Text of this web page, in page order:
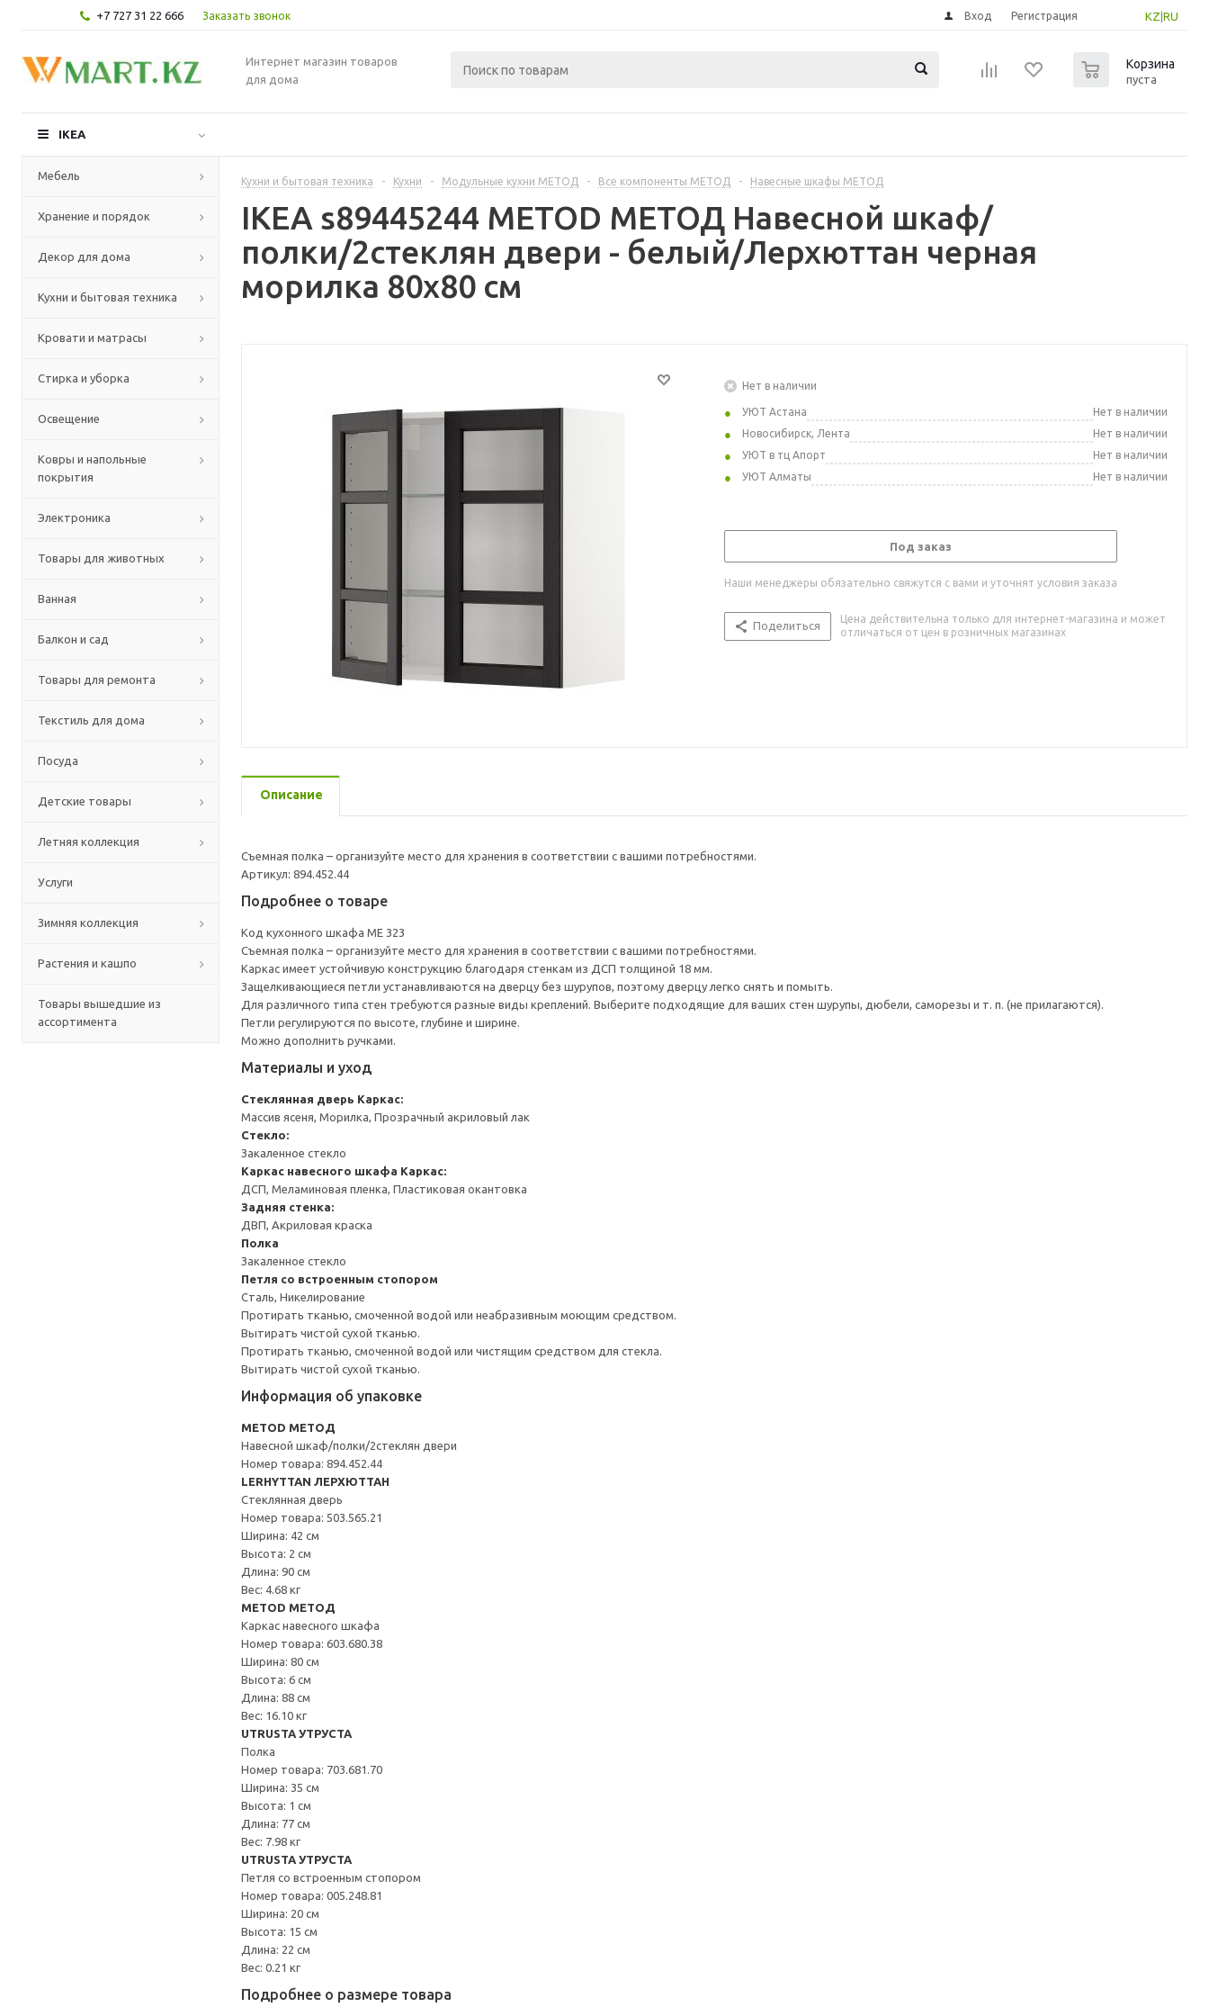
+7 727 31 22 666 Заказать звонок KZ RU
Вход Регистрация
Интернет магазин товаров
для дома
Корзина
пуста
IKEA
Мебель
Хранение и порядок
Декор для дома
Кухни и бытовая техника
Кровати и матрасы
Стирка и уборка
Освещение
Ковры и напольные
покрытия
Электроника
Товары для животных
Ванная
Балкон и сад
Товары для ремонта
Текстиль для дома
Посуда
Детские товары
Летняя коллекция
Услуги
Зимняя коллекция
Растения и кашпо
Товары вышедшие из
ассортимента
Кухни и бытовая техника - Кухни - Модульные кухни МЕТОД - Все компоненты МЕТОД - Навесные шкафы МЕТОД
IKEA s89445244 METOD МЕТОД Навесной шкаф/
полки/2стеклян двери - белый/Лерхюттан черная
морилка 80x80 см
Нет в наличии
УЮТ Астана
Нет в наличии
Новосибирск, Лента
Нет в наличии
УЮТ в тц Апорт
Нет в наличии
УЮТ Алматы
Нет в наличии
Под заказ
Наши менеджеры обязательно свяжутся с вами и уточнят условия заказа
Поделиться
Цена действительна только для интернет-магазина и может
отличаться от цен в розничных магазинах
Описание
Съемная полка – организуйте место для хранения в соответствии с вашими потребностями.
Артикул: 894.452.44
Подробнее о товаре
Код кухонного шкафа ME 323
Съемная полка – организуйте место для хранения в соответствии с вашими потребностями.
Каркас имеет устойчивую конструкцию благодаря стенкам из ДСП толщиной 18 мм.
Защелкивающиеся петли устанавливаются на дверцу без шурупов, поэтому дверцу легко снять и помыть.
Для различного типа стен требуются разные виды креплений. Выберите подходящие для ваших стен шурупы, дюбели, саморезы и т. п. (не прилагаются).
Петли регулируются по высоте, глубине и ширине.
Можно дополнить ручками.
Материалы и уход
Стеклянная дверь Каркас:
Массив ясеня, Морилка, Прозрачный акриловый лак
Стекло:
Закаленное стекло
Каркас навесного шкафа Каркас:
ДСП, Меламиновая пленка, Пластиковая окантовка
Задняя стенка:
ДВП, Акриловая краска
Полка
Закаленное стекло
Петля со встроенным стопором
Сталь, Никелирование
Протирать тканью, смоченной водой или неабразивным моющим средством.
Вытирать чистой сухой тканью.
Протирать тканью, смоченной водой или чистящим средством для стекла.
Вытирать чистой сухой тканью.
Информация об упаковке
METOD МЕТОД
Навесной шкаф/полки/2стеклян двери
Номер товара: 894.452.44
LERHYTTAN ЛЕРХЮТТАН
Стеклянная дверь
Номер товара: 503.565.21
Ширина: 42 см
Высота: 2 см
Длина: 90 см
Вес: 4.68 кг
METOD МЕТОД
Каркас навесного шкафа
Номер товара: 603.680.38
Ширина: 80 см
Высота: 6 см
Длина: 88 см
Вес: 16.10 кг
UTRUSTA УТРУСТА
Полка
Номер товара: 703.681.70
Ширина: 35 см
Высота: 1 см
Длина: 77 см
Вес: 7.98 кг
UTRUSTA УТРУСТА
Петля со встроенным стопором
Номер товара: 005.248.81
Ширина: 20 см
Высота: 15 см
Длина: 22 см
Вес: 0.21 кг
Подробнее о размере товара